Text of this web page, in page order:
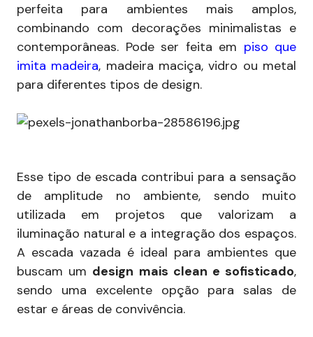
perfeita para ambientes mais amplos,
combinando com decorações minimalistas e
contemporâneas. Pode ser feita em piso que
imita madeira, madeira maciça, vidro ou metal
para diferentes tipos de design.
Esse tipo de escada contribui para a sensação
de amplitude no ambiente, sendo muito
utilizada em projetos que valorizam a
iluminação natural e a integração dos espaços.
A escada vazada é ideal para ambientes que
buscam um design mais clean e sofisticado,
sendo uma excelente opção para salas de
estar e áreas de convivência.